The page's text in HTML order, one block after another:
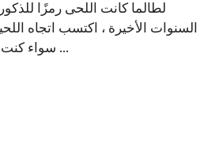
لطالما كانت اللحى رمزًا
السنوات الأخيرة ، اكتسب اتجاه
سواء كنت تبحث عن إضافة لمسة ...